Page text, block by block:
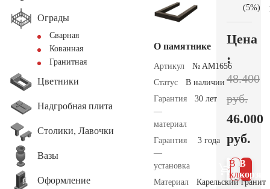
Ограды
Сварная
Кованная
Гранитная
Цветники
Надгробная плита
Столики, Лавочки
Вазы
Оформление
О памятнике
Артикул
№ AM1656
Статус
В наличии
Гарантия
—
материал
30 лет
Гарантия
—
установка
3 года
Материал
Карельский гранит
(5%)
Цена
:
48.400
руб.
46.000
руб.
В
В 1
клик